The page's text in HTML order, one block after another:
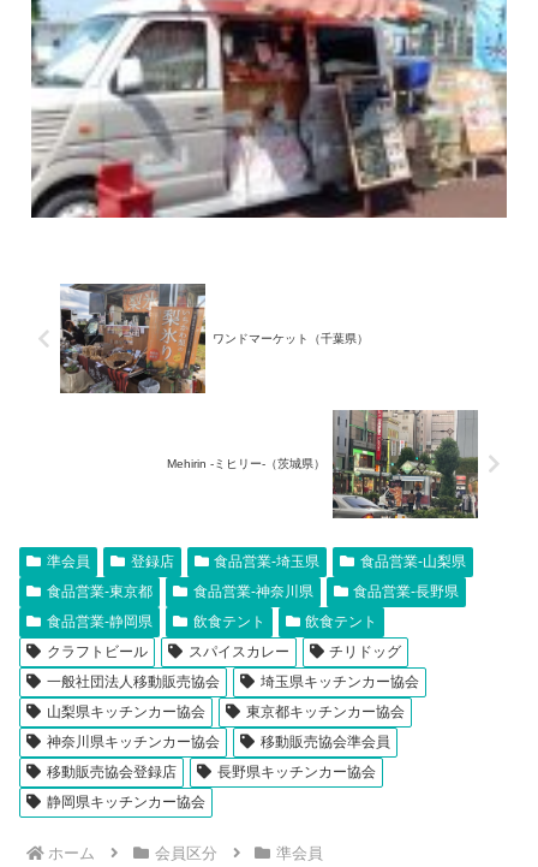
ワンドマーケット（千葉県）
Mehirin -ミヒリー-（茨城県）
準会員 登録店 食品営業-埼玉県
食品営業-山梨県
食品営業-東京都
食品営業-神奈川県
食品営業-長野県
食品営業-静岡県
飲食テント
飲食テント
クラフトビール
スパイスカレー
チリドッグ
一般社団法人移動販売協会
埼玉県キッチンカー協会
山梨県キッチンカー協会
東京都キッチンカー協会
神奈川県キッチンカー協会
移動販売協会準会員
移動販売協会登録店
長野県キッチンカー協会
静岡県キッチンカー協会
ホーム 会員区分 準会員